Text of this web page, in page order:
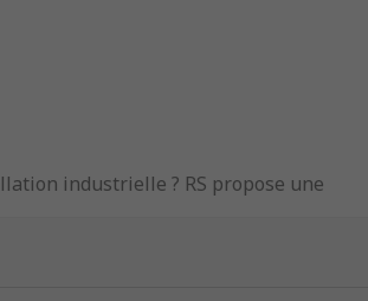
industrielle ? RS propose une
disponible, d'une livraison rapide
et Eaton